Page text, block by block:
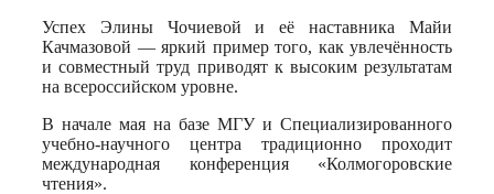
Успех Элины Чочиевой и её наставника Майи
Качмазовой — яркий пример того, как увлечённость
и совместный труд приводят к высоким результатам
на всероссийском уровне.
В начале мая на базе МГУ и Специализированного
учебно-научного центра традиционно проходит
международная конференция «Колмогоровские
чтения».